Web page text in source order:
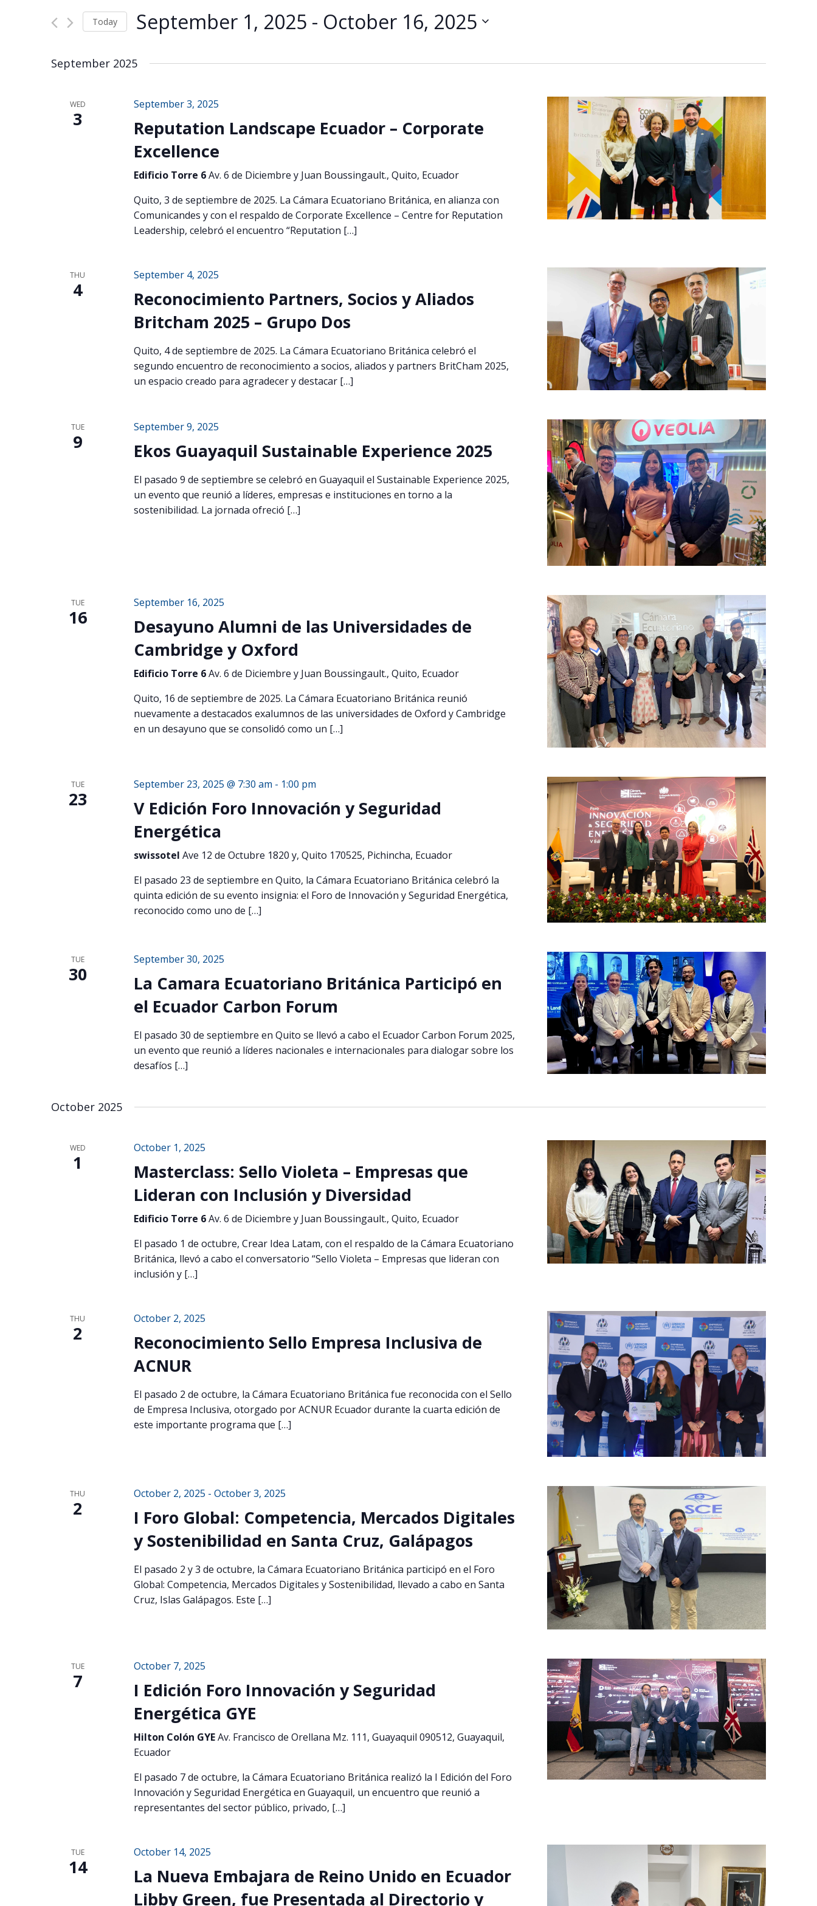
Navigation
Events
by
Today September 1, 2025 - October 16, 2025
September 2025
WED
3
September 3, 2025
Reputation Landscape Ecuador – Corporate
Excellence
Edificio Torre 6Av. 6 de Diciembre y Juan Boussingault., Quito, Ecuador
Quito, 3 de septiembre de 2025. La Cámara Ecuatoriano Británica, en alianza con
Comunicandes y con el respaldo de Corporate Excellence – Centre for Reputation
Leadership, celebró el encuentro “Reputation […]
THU
4
September 4, 2025
Reconocimiento Partners, Socios y Aliados
Britcham 2025 – Grupo Dos
Quito, 4 de septiembre de 2025. La Cámara Ecuatoriano Británica celebró el
segundo encuentro de reconocimiento a socios, aliados y partners BritCham 2025,
un espacio creado para agradecer y destacar […]
TUE
9
September 9, 2025
Ekos Guayaquil Sustainable Experience 2025
El pasado 9 de septiembre se celebró en Guayaquil el Sustainable Experience 2025,
un evento que reunió a líderes, empresas e instituciones en torno a la
sostenibilidad. La jornada ofreció […]
TUE
16
September 16, 2025
Desayuno Alumni de las Universidades de
Cambridge y Oxford
Edificio Torre 6Av. 6 de Diciembre y Juan Boussingault., Quito, Ecuador
Quito, 16 de septiembre de 2025. La Cámara Ecuatoriano Británica reunió
nuevamente a destacados exalumnos de las universidades de Oxford y Cambridge
en un desayuno que se consolidó como un […]
TUE
23
September 23, 2025 @ 7:30 am - 1:00 pm
V Edición Foro Innovación y Seguridad
Energética
swissotel Ave 12 de Octubre 1820 y, Quito 170525, Pichincha, Ecuador
El pasado 23 de septiembre en Quito, la Cámara Ecuatoriano Británica celebró la
quinta edición de su evento insignia: el Foro de Innovación y Seguridad Energética,
reconocido como uno de […]
TUE
30
September 30, 2025
La Camara Ecuatoriano Británica Participó en
el Ecuador Carbon Forum
El pasado 30 de septiembre en Quito se llevó a cabo el Ecuador Carbon Forum 2025,
un evento que reunió a líderes nacionales e internacionales para dialogar sobre los
desafíos […]
October 2025
WED
1
October 1, 2025
Masterclass: Sello Violeta – Empresas que
Lideran con Inclusión y Diversidad
Edificio Torre 6Av. 6 de Diciembre y Juan Boussingault., Quito, Ecuador
El pasado 1 de octubre, Crear Idea Latam, con el respaldo de la Cámara Ecuatoriano
Británica, llevó a cabo el conversatorio “Sello Violeta – Empresas que lideran con
inclusión y […]
THU
2
October 2, 2025
Reconocimiento Sello Empresa Inclusiva de
ACNUR
El pasado 2 de octubre, la Cámara Ecuatoriano Británica fue reconocida con el Sello
de Empresa Inclusiva, otorgado por ACNUR Ecuador durante la cuarta edición de
este importante programa que […]
THU
2
October 2, 2025 - October 3, 2025
I Foro Global: Competencia, Mercados Digitales
y Sostenibilidad en Santa Cruz, Galápagos
El pasado 2 y 3 de octubre, la Cámara Ecuatoriano Británica participó en el Foro
Global: Competencia, Mercados Digitales y Sostenibilidad, llevado a cabo en Santa
Cruz, Islas Galápagos. Este […]
TUE
7
October 7, 2025
I Edición Foro Innovación y Seguridad
Energética GYE
Hilton Colón GYEAv. Francisco de Orellana Mz. 111, Guayaquil 090512, Guayaquil,
Ecuador
El pasado 7 de octubre, la Cámara Ecuatoriano Británica realizó la I Edición del Foro
Innovación y Seguridad Energética en Guayaquil, un encuentro que reunió a
representantes del sector público, privado, […]
TUE
14
October 14, 2025
La Nueva Embajara de Reino Unido en Ecuador
Libby Green, fue Presentada al Directorio y